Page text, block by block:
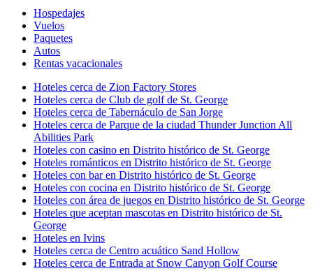
Hospedajes
Vuelos
Paquetes
Autos
Rentas vacacionales
Hoteles cerca de Zion Factory Stores
Hoteles cerca de Club de golf de St. George
Hoteles cerca de Tabernáculo de San Jorge
Hoteles cerca de Parque de la ciudad Thunder Junction All
Abilities Park
Hoteles con casino en Distrito histórico de St. George
Hoteles románticos en Distrito histórico de St. George
Hoteles con bar en Distrito histórico de St. George
Hoteles con cocina en Distrito histórico de St. George
Hoteles con área de juegos en Distrito histórico de St. George
Hoteles que aceptan mascotas en Distrito histórico de St.
George
Hoteles en Ivins
Hoteles cerca de Centro acuático Sand Hollow
Hoteles cerca de Entrada at Snow Canyon Golf Course